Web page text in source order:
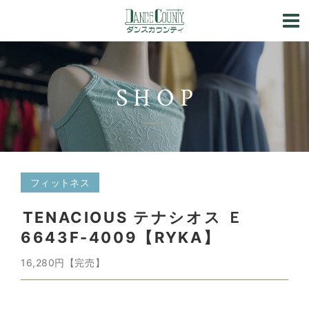
SHOP
フィットネス
TENACIOUS テナシオス Ｅ
6643F-4009【RYKA】
16,280円【完売】